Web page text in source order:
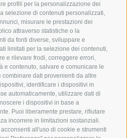
profili per la personalizzazione dei
selezione di contenuti personalizzati,
misurare le prestazioni dei
attraverso statistiche o la
da fonti diverse, sviluppare e
limitati per la selezione dei contenuti,
e rilevare frodi, correggere errori,
e contenuto, salvare e comunicare le
dati provenienti da altre
identificare i dispositivi in
automaticamente, utilizzare dati di
i dispositivi in base a
Puoi liberamente prestare, rifiutare
incorrere in limitazioni sostanziali.
all'uso di cookie e strumenti
POLICY
SICURI
CHI SIAMO
TRATTATI